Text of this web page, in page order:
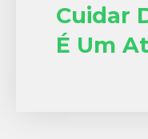
Cuidar
É Um